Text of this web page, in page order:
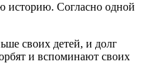
историю. Согласно одной
своих детей, и долг
и вспоминают своих